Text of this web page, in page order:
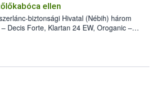
ellen
biztonsági Hivatal (Nébih) három
Decis Forte, Klartan 24 EW, Oroganic –
így azok a szüretet követően,
(BBCH 91) stádiumáig
legyen lehetőség a károsító elleni további
is elérhető és ökológiai termesztésben is